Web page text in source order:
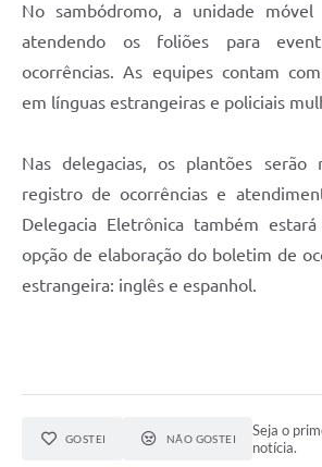
No sambódromo, a unidade
atendendo os foliões para
ocorrências. As equipes contam
em línguas estrangeiras e policiais
Nas delegacias, os plantões serão
registro de ocorrências e
Delegacia Eletrônica também
opção de elaboração do boletim de
estrangeira: inglês e espanhol.
GOSTEI NÃO GOSTEI
Seja o
notícia.